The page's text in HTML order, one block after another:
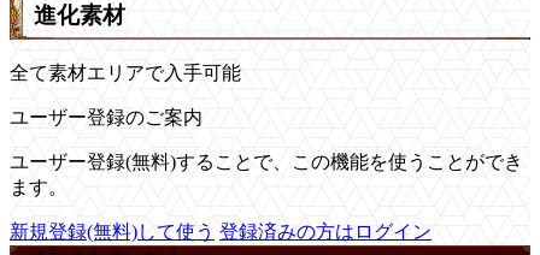
進化素材
全て素材エリアで入手可能
ユーザー登録のご案内
ユーザー登録(無料)することで、この機能を使うことができ
ます。
新規登録(無料)して使う 登録済みの方はログイン